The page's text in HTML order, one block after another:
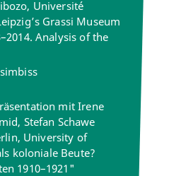
Université
Grassi Museum
Analysis of the
mit Irene
Stefan Schawe
University of
koloniale Beute?
1910–1921"